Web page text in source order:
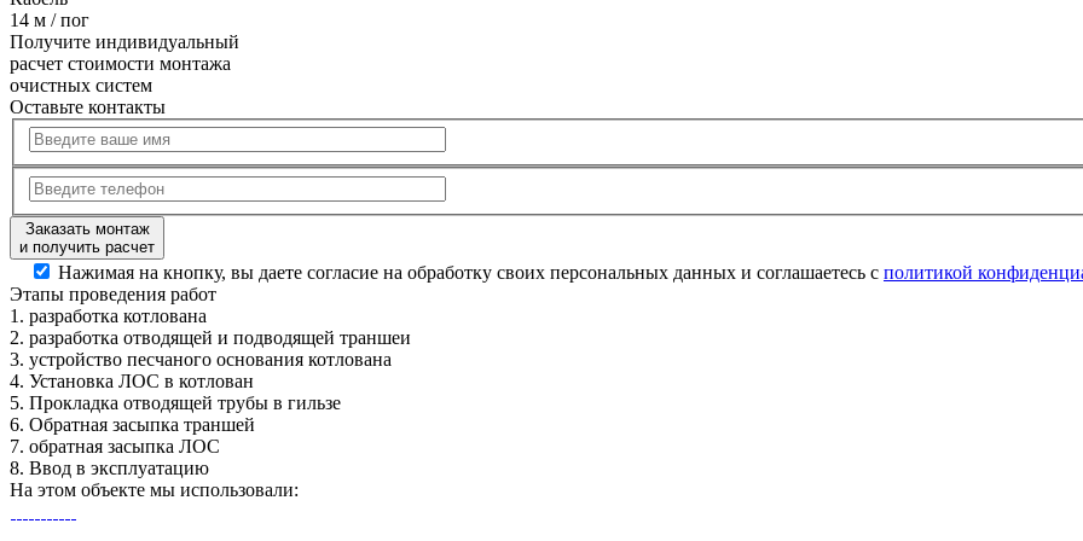
14 м / пог
Получите индивидуальный
расчет стоимости монтажа
очистных систем
Оставьте контакты
Заказать монтаж
и получить расчет
Нажимая на кнопку, вы даете согласие на обработку своих персональных данных и соглашаетесь с политикой
Этапы проведения работ
1. разработка котлована
2. разработка отводящей и подводящей траншеи
3. устройство песчаного основания котлована
4. Установка ЛОС в котлован
5. Прокладка отводящей трубы в гильзе
6. Обратная засыпка траншей
7. обратная засыпка ЛОС
8. Ввод в эксплуатацию
На этом объекте мы использовали: